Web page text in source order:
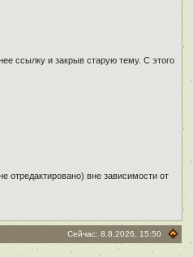
ссылку и закрыв старую тему. С этого
отредактировано) вне зависимости от
Сейчас: 8.8.2026, 15:50